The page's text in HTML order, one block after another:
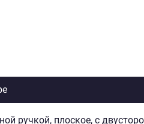
ручкой, плоское, с